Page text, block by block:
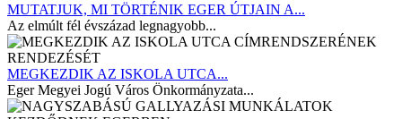
MUTATJUK, MI TÖRTÉNIK EGER ÚTJAIN A...
Az elmúlt fél évszázad legnagyobb...
MEGKEZDIK AZ ISKOLA UTCA...
Eger Megyei Jogú Város Önkormányzata...